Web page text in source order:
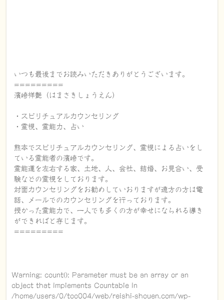
いつも最後までお読みいただきありがとうございます。
=========
濱崎祥艶（はまさきしょうえん）
・スピリチュアルカウンセリング
・霊視、霊能力、占い
熊本でスピリチュアルカウンセリング、霊視による占いをし
ている霊能者の濱崎です。
霊能運を左右する家、土地、人、会社、結婚、お見合い、受
験などの霊視をしております。
対面カウンセリングをお勧めしていおりますが遠方の方は電
話、メールでのカウンセリングを行っております。
授かった霊能力で、一人でも多くの方が幸せになられる導き
ができればと存じます。
=========
Warning: count(): Parameter must be an array or an
object that implements Countable in
/home/users/0/too004/web/reishi-shouen.com/wp-